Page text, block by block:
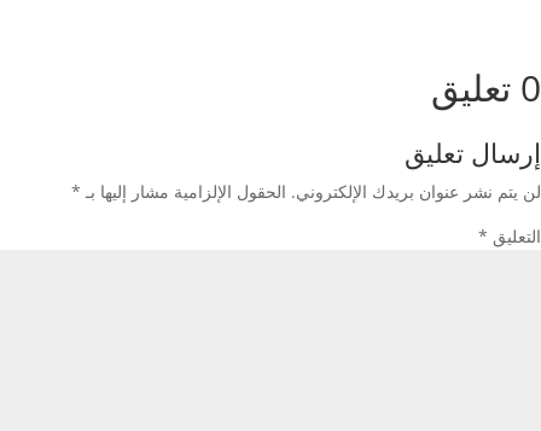
0 تعليق
إرسال تعليق
لن يتم نشر عنوان بريدك الإلكتروني. الحقول الإلزامية مشار إليها بـ *
التعليق *